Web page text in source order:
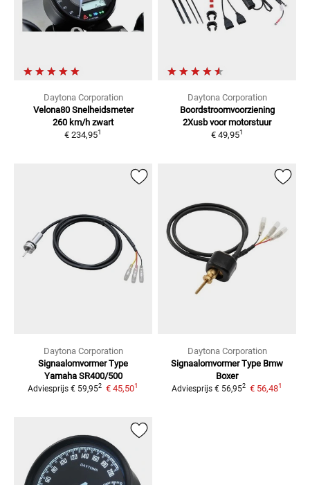
Daytona Corporation
Velona80 Snelheidsmeter
260 km/h zwart
€ 234,951
Daytona Corporation
Boordstroomvoorziening
2Xusb voor motorstuur
€ 49,951
Daytona Corporation
Signaalomvormer Type
Yamaha SR400/500
Adviesprijs € 59,952 € 45,501
Daytona Corporation
Signaalomvormer Type Bmw
Boxer
Adviesprijs € 56,952 € 56,481